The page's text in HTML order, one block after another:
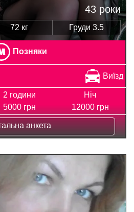
43 роки
72 кг Груди 3.5
Позняки
Виїзд
2 години
5000 грн
Ніч
12000 грн
анкета